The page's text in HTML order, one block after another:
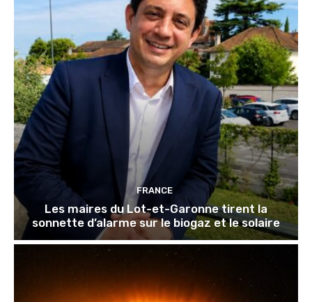
FRANCE
Les maires du Lot-et-Garonne tirent la
sonnette d’alarme sur le biogaz et le solaire